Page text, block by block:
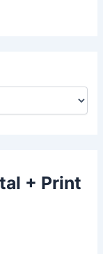
+ Print